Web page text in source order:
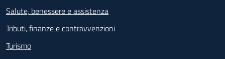
Salute, benessere e assistenza
Tributi, finanze e contravvenzioni
Turismo